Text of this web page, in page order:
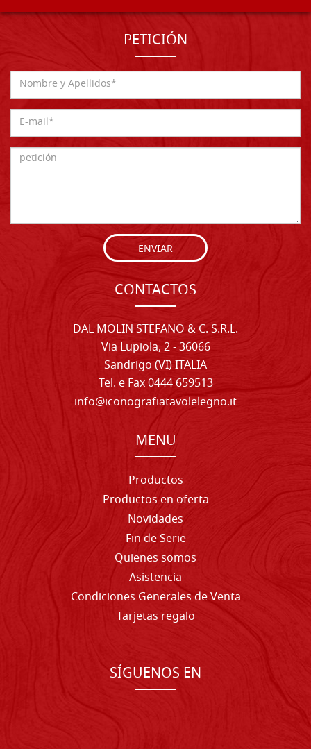
PETICIÓN
ENVIAR
CONTACTOS
DAL MOLIN STEFANO & C. S.R.L.
Via Lupiola, 2 - 36066
Sandrigo (VI) ITALIA
Tel. e Fax 0444 659513
info@iconografiatavolelegno.it
MENU
Productos
Productos en oferta
Novidades
Fin de Serie
Quienes somos
Asistencia
Condiciones Generales de Venta
Tarjetas regalo
SÍGUENOS EN